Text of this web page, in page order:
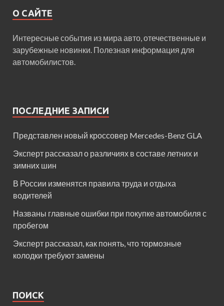
О САЙТЕ
Интересные события из мира авто, отечественные и
зарубежные новинки. Полезная информация для
автомобилистов.
ПОСЛЕДНИЕ ЗАПИСИ
Представлен новый кроссовер Mercedes-Benz GLA
Эксперт рассказал о различиях в составе летних и
зимних шин
В России изменятся правила труда и отдыха
водителей
Названы главные ошибки при покупке автомобиля с
пробегом
Эксперт рассказал, как понять, что тормозные
колодки требуют замены
ПОИСК